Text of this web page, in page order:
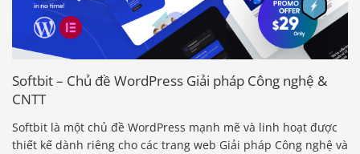
Softbit – Chủ đề WordPress Giải pháp Công nghệ &
CNTT
Softbit là một chủ đề WordPress mạnh mẽ và linh hoạt được
thiết kế dành riêng cho các trang web Giải pháp Công nghệ và